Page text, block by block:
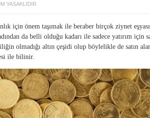
YASAKLIDIR
için önem taşımak ile beraber birçok ziynet
da belli olduğu kadarı ile sadece yatırım için
olmadığı altın çeşidi olup böylelikle de satın
ile bilinir.